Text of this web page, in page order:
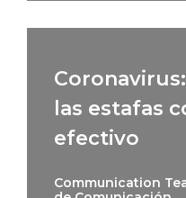
las estafas
efectivo
Communication